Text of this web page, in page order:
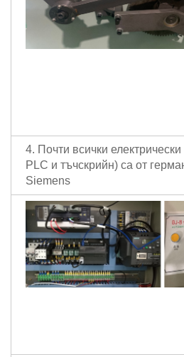
4. Почти всички
PLC и тъчскрийн) са от
Siemens